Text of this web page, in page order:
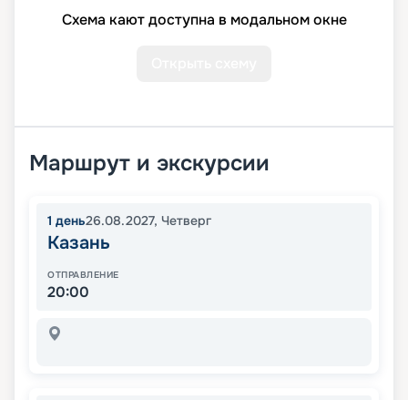
Схема кают доступна в модальном окне
Маршрут и экскурсии
1 день26.08.2027, Четверг
Казань
ОТПРАВЛЕНИЕ
20:00